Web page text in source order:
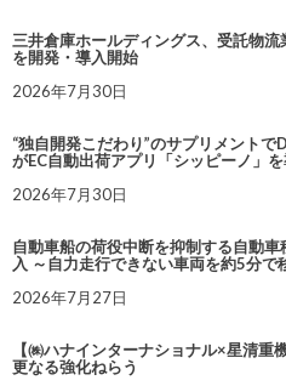
三井倉庫ホールディングス、受託物流
を開発・導入開始
2026年7月30日
“独自開発こだわり”のサプリメントで
がEC自動出荷アプリ「シッピーノ」
2026年7月30日
自動車船の荷役中断を抑制する自動
入 ～自力走行できない車両を約5分で
2026年7月27日
【㈱ハナインターナショナル×星清
更なる強化ねらう